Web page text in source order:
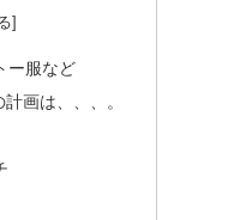
ー服など
画は、、、。